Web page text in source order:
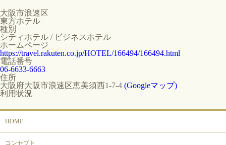
大阪市浪速区
東方ホテル
種別
シティホテル / ビジネスホテル
ホームページ
https://travel.rakuten.co.jp/HOTEL/166494/166494.html
電話番号
06-6633-6663
住所
大阪府大阪市浪速区恵美須西1-7-4 (Googleマップ)
利用状況
HOME
コンセプト